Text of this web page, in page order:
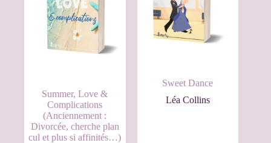
Summer, Love &
Complications
(Anciennement :
Divorcée, cherche plan
cul et plus si affinités…)
Sweet Dance
Léa Collins